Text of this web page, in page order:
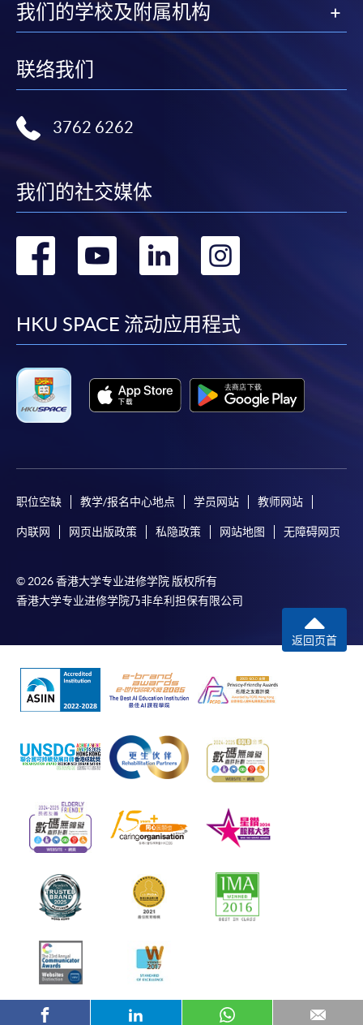
我们的学校及附属机构
联络我们
3762 6262
我们的社交媒体
转
facebook
转
youtube
转
linkedin
HKU SPACE 流动应用程式
职位空缺 教学/报名中心地点 学员网站 教师网站
内联网 网页出版政策 私隐政策 网站地图 无障碍网页
© 2026 香港大学专业进修学院 版权所有
香港大学专业进修学院乃非牟利担保有限公司
返回页首